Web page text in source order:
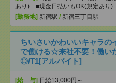
あり) ■現金日払いもOK(規定あり)
[勤務地] 新宿駅 / 新宿三丁目駅
ちいさいかわいいキャラの
で働ける☆来社不要！働い
◎/T1[アルバイト]
[給 与] 日給13,000円～